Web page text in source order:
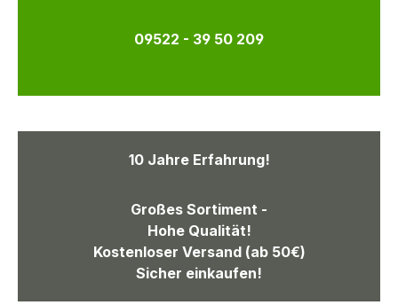
09522 - 39 50 209
10 Jahre Erfahrung!
Großes Sortiment -
Hohe Qualität!
Kostenloser Versand (ab 50€)
Sicher einkaufen!